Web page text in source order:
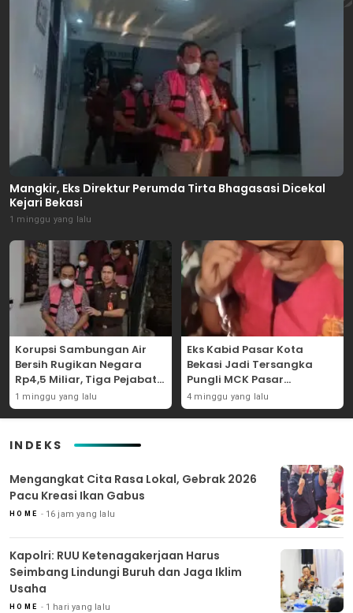
Mangkir, Eks Direktur Perumda Tirta Bhagasasi Dicekal
Kejari Bekasi
1 minggu yang lalu
Korupsi Sambungan Air
Bersih Rugikan Negara
Rp4,5 Miliar, Tiga Pejabat
Perumda Dijerat
1 minggu yang lalu
Eks Kabid Pasar Kota
Bekasi Jadi Tersangka
Pungli MCK Pasar
Bantargebang
4 minggu yang lalu
INDEKS
Mengangkat Cita Rasa Lokal, Gebrak 2026
Pacu Kreasi Ikan Gabus
HOME 16 jam yang lalu
Kapolri: RUU Ketenagakerjaan Harus
Seimbang Lindungi Buruh dan Jaga Iklim
Usaha
HOME 1 hari yang lalu